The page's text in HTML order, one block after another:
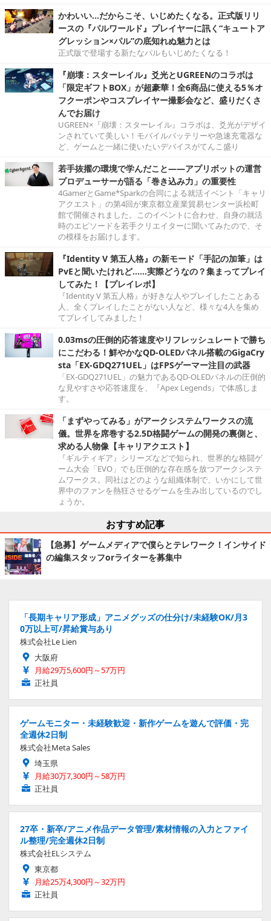
かわいい…だからこそ、いじめたくなる。正式版リリ
ースの『パルワールド』プレイヤーに訊く“キュートア
グレッション×パル”の底知れぬ魅力とは
正式版で登場する新たなパルもいじめたくなる！
『崩壊：スターレイル』爻光とUGREENのコラボは
「限定ギフトBOX」が超豪華！全6商品に使える5％オ
フクーポンやコスプレイヤー撮影会など、盛りだくさ
んでお届け
UGREEN×『崩壊：スターレイル』コラボは、爻光がデザイ
ンされていて美しい！モバイルバッテリーや急速充電器な
ど、ゲームと一緒に使いたいデバイスがてんこ盛り
若手抜擢の環境で学んだこと――アプリボットの運営
プロデューサーが語る「巻き込み力」の重要性
4GamerとGame*Sparkの合同による就活イベント「キャリ
アクエスト」の第4回が東京都立産業貿易センター浜松町
館で開催されました。このイベントに合わせ、自身の就活
時のエピソードを若手クリエイターに聞いてみたので、そ
の模様をお届けします。
『Identity V 第五人格』の新モード「手記の加筆」は
PvEと聞いたけれど……実際どうなの？集まってプレイ
してみた！【プレイレポ】
『Identity V 第五人格』が好きな人やプレイしたことある
人、全くプレイしたことがない人など、様々な4人を集め
てプレイしてみました！
0.03msの圧倒的応答速度やリフレッシュレートで勝ち
にこだわる！鮮やかなQD-OLEDパネル搭載のGigaCry
sta「EX-GDQ271UEL」はFPSゲーマー注目の武器
「EX-GDQ271UEL」の魅力であるQD-OLEDパネルの圧倒的
な見やすさや応答速度を、『Apex Legends』で体感しま
す。
「まずやってみる」がアークシステムワークスの流
儀。世界を席巻する2.5D格闘ゲームの開発の裏側と、
求める人物像【キャリアクエスト】
『ギルティギア』シリーズなどで知られ、世界的な格闘ゲ
ーム大会「EVO」でも圧倒的な存在感を放つアークシステ
ムワークス。同社はどのような組織体制で、いかにして世
界中のファンを熱狂させるゲームを生み出しているのでし
ょうか。
おすすめ記事
【急募】ゲームメディアで僕らとテレワーク！インサイド
の編集スタッフorライターを募集中
「長期キャリア形成」アニメグッズの仕分け/未経験OK/月3
0万以上可/昇給賞与あり
株式会社Le Lien
大阪府
月給29万5,600円～57万円
正社員
ゲームモニター・未経験歓迎・新作ゲームを遊んで評価・完
全週休2日制
株式会社Meta Sales
埼玉県
月給30万7,300円～58万円
正社員
27卒・新卒/アニメ作品データ管理/素材情報の入力とファイ
ル整理/完全週休2日制
株式会社ELシステム
東京都
月給25万4,300円～32万円
正社員